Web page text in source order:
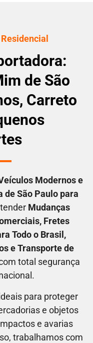
de São
Carreto
Modernos e
de São Paulo para
Mudanças
, Fretes
Todo o Brasil ,
e Transporte de
total segurança
para proteger
e objetos
e avarias
trabalhamos com